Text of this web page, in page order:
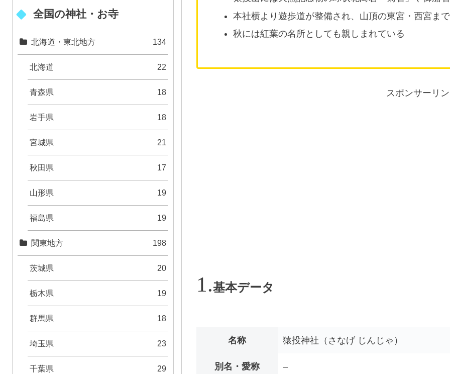
本社横より遊歩道が整備され、山頂の東宮・西宮ま
秋には紅葉の名所としても親しまれている
スポンサーリ
基本データ
名称 猿投神社（さなげ じんじゃ）
別名・愛称 –
全国の神社・お寺
北海道・東北地方 134
北海道 22
青森県 18
岩手県 18
宮城県 21
秋田県 17
山形県 19
福島県 19
関東地方 198
茨城県 20
栃木県 19
群馬県 18
埼玉県 23
千葉県 29